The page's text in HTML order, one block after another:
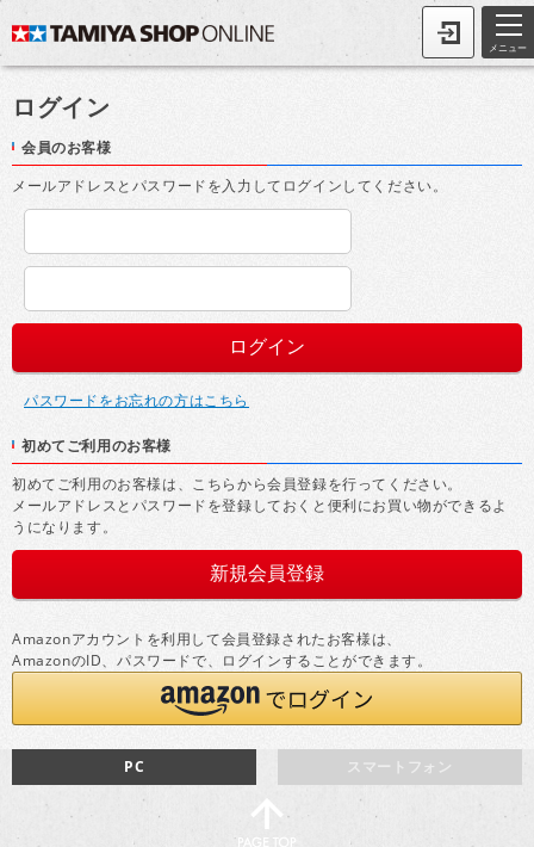
メニュー
ログイン
会員のお客様
メールアドレスとパスワードを入力してログインしてください。
パスワードをお忘れの方はこちら
初めてご利用のお客様
初めてご利用のお客様は、こちらから会員登録を行ってください。
メールアドレスとパスワードを登録しておくと便利にお買い物ができるよ
うになります。
Amazonアカウントを利用して会員登録されたお客様は、
AmazonのID、パスワードで、ログインすることができます。
スマートフォン
PC